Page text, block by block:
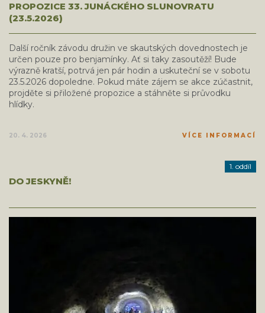
PROPOZICE 33. JUNÁCKÉHO SLUNOVRATU
(23.5.2026)
Další ročník závodu družin ve skautských dovednostech je
určen pouze pro benjamínky. Ať si taky zasoutěží! Bude
výrazně kratší, potrvá jen pár hodin a uskuteční se v sobotu
23.5.2026 dopoledne. Pokud máte zájem se akce zúčastnit,
projděte si přiložené propozice a stáhněte si průvodku
hlídky.
20. 4. 2026 VÍCE INFORMACÍ
1. oddíl
DO JESKYNĚ!